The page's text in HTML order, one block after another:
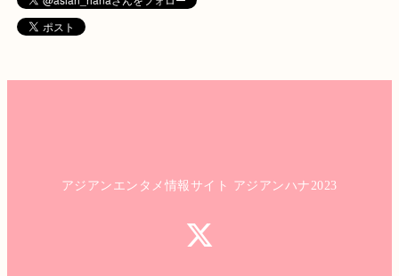
アジアンエンタメ情報サイト アジアンハナ2023